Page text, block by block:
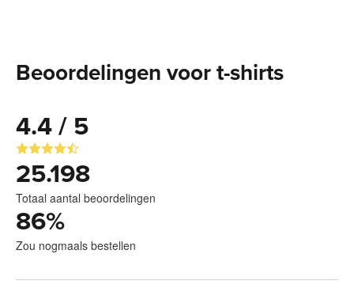
Beoordelingen voor t-shirts
4.4 / 5
25.198
Totaal aantal beoordelingen
86%
Zou nogmaals bestellen